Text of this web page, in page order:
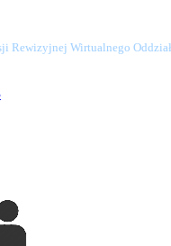
Rewizyjnej Wirtualnego